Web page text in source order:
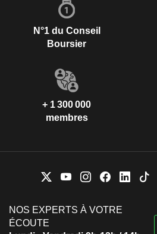
N°1 du Conseil
Boursier
+ 1 300 000
membres
NOS EXPERTS À VOTRE
ÉCOUTE